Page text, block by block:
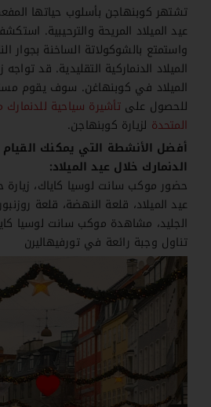
تشتهر كوبنهاجن بأسلوب حياتها
عيد الميلاد المريحة والترحيبية.
واستمتع بالشوكولاتة الساخنة بجوار
الميلاد الدنماركية التقليدية. قد
الميلاد في كوبنهاغن. سوف يقوم
للحصول علىتأشيرة سياحية للدنمارك
المتحدة لزيارة كوبنهاجن.
أفضل الأنشطة التي يمكنك
الدنمارك خلال عيد الميلاد:
حضور موكب سانت لوسيا كاياك،
عيد الميلاد، قلعة النهضة، قلعة
الجليد، مشاهدة موكب سانت لوسيا
تناول وجبة رائعة في تورفيهاليرن